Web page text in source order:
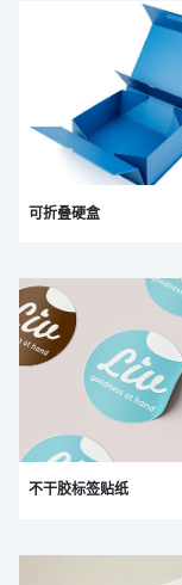
可折叠硬盒
不干胶标签贴纸